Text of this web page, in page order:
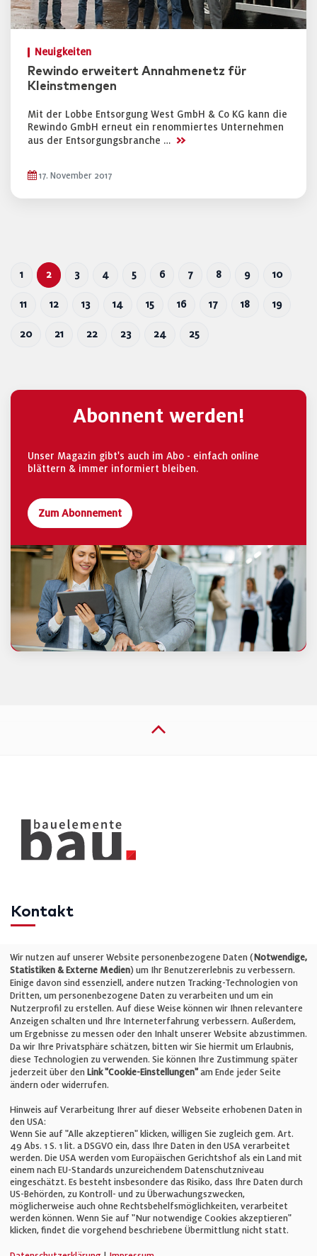
Neuigkeiten
Rewindo erweitert Annahmenetz für
Kleinstmengen
Mit der Lobbe Entsorgung West GmbH & Co KG kann die
Rewindo GmbH erneut ein renommiertes Unternehmen
aus der Entsorgungsbranche … >>
17. November 2017
1 2 3 4 5 6 7 8 9 10
11 12 13 14 15 16 17 18 19
20 21 22 23 24 25
Abonnent werden!
Unser Magazin gibt's auch im Abo - einfach online
blättern & immer informiert bleiben.
Zum Abonnement
Kontakt
Telefon: +49 (0)711 2585563-0
E-Mail:info@bauelemente-bau.eu
Unternehmen
Impressum
Cookie-Einstellungen
AGB
© Verlag für Fachpublizistik GmbH
Wir nutzen auf unserer Website personenbezogene Daten (Notwendige,
Statistiken & Externe Medien) um Ihr Benutzererlebnis zu verbessern.
Einige davon sind essenziell, andere nutzen Tracking-Technologien von
Dritten, um personenbezogene Daten zu verarbeiten und um ein
Nutzerprofil zu erstellen. Auf diese Weise können wir Ihnen relevantere
Anzeigen schalten und Ihre Interneterfahrung verbessern. Außerdem,
um Ergebnisse zu messen oder den Inhalt unserer Website abzustimmen.
Da wir Ihre Privatsphäre schätzen, bitten wir Sie hiermit um Erlaubnis,
diese Technologien zu verwenden. Sie können Ihre Zustimmung später
jederzeit über den Link "Cookie-Einstellungen" am Ende jeder Seite
ändern oder widerrufen.
Hinweis auf Verarbeitung Ihrer auf dieser Webseite erhobenen Daten in
den USA:
Wenn Sie auf "Alle akzeptieren" klicken, willigen Sie zugleich gem. Art.
49 Abs. 1 S. 1 lit. a DSGVO ein, dass Ihre Daten in den USA verarbeitet
werden. Die USA werden vom Europäischen Gerichtshof als ein Land mit
einem nach EU-Standards unzureichendem Datenschutzniveau
eingeschätzt. Es besteht insbesondere das Risiko, dass Ihre Daten durch
US-Behörden, zu Kontroll- und zu Überwachungszwecken,
möglicherweise auch ohne Rechtsbehelfsmöglichkeiten, verarbeitet
werden können. Wenn Sie auf "Nur notwendige Cookies akzeptieren"
klicken, findet die vorgehend beschriebene Übermittlung nicht statt.